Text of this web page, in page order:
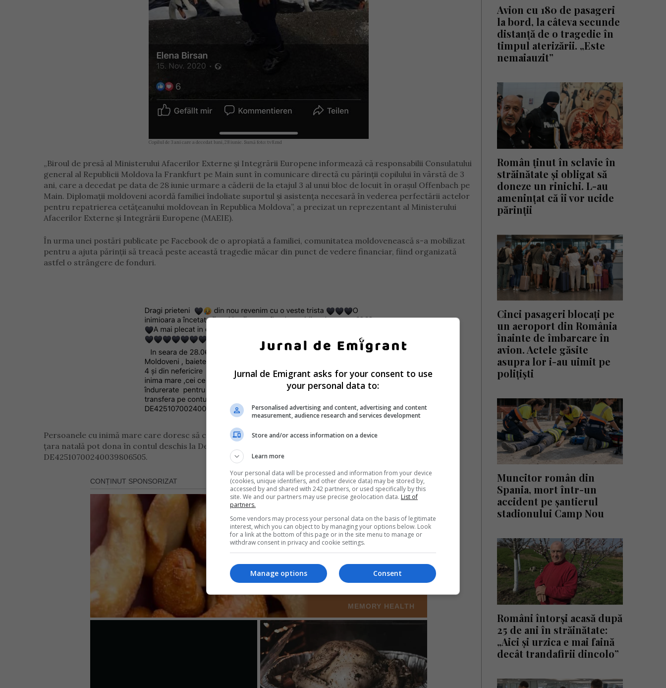
Copilul de 3 ani care a decedat luni, 28 iunie. Sursă foto: tv8.md
„Biroul de presă al Ministerului Afacerilor Externe și Integrării Europene informează că responsabilii Consulatului
general al Republicii Moldova la Frankfurt pe Main sunt în comunicare directă cu părinții copilului în vârstă de 3
ani, care a decedat pe data de 28 iunie urmare a căderii de la etajul 3 al unui bloc de locuit în orașul Offenbach pe
Main. Diplomații moldoveni acordă familiei îndoliate suportul și asistența necesară în vederea perfectării actelor
pentru repatrierea cetățeanului moldovean în Republica Moldova”, a precizat un reprezentant al Ministerului
Afacerilor Externe şi Integrării Europene (MAEIE).
În urma unei postări publicate pe Facebook de o apropiată a familiei, comunitatea moldovenească s-a mobilizat
pentru a ajuta părinții să treacă peste această tragedie măcar din punct de vedere financiar, fiind organizată
astfel o strângere de fonduri.
Persoanele cu inimă mare care doresc să contribuie la repatrierea trupului neînsuflețit al micuțului de 3 ani în
țara natală pot dona în contul deschis la Deutsche Bank pe numele Artiom Florea cu IBAN:
DE42510700240039806505.
Avion cu 180 de pasageri
la bord, la câteva secunde
distanță de o tragedie în
timpul aterizării. „Este
nemaiauzit”
Român ținut în sclavie în
străinătate și obligat să
doneze un rinichi. L-au
amenințat că îi vor ucide
părinții
Cinci pasageri blocați pe
un aeroport din România
înainte de îmbarcare în
avion. Actele găsite
asupra lor i-au uimit pe
polițiști
Muncitor român din
Spania, mort într-un
accident pe șantierul
stadionului Camp Nou
Români întorși acasă după
25 de ani în străinătate:
„Aici și urzica e mai faină
decât trandafirii dincolo”
Jurnal de Emigrant asks for your consent to use
your personal data to:
Personalised advertising and content, advertising and content
measurement, audience research and services development
Store and/or access information on a device
Learn more
Your personal data will be processed and information from your device
(cookies, unique identifiers, and other device data) may be stored by,
accessed by and shared with 242 partners, or used specifically by this
site. We and our partners may use precise geolocation data. List of
partners.
Some vendors may process your personal data on the basis of legitimate
interest, which you can object to by managing your options below. Look
for a link at the bottom of this page or in the site menu to manage or
withdraw consent in privacy and cookie settings.
Consent
Manage options